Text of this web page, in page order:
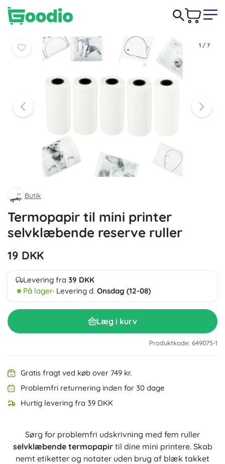
1 / 7
Butik
Termopapir til mini printer
selvklæbende reserve ruller
19 DKK
Levering fra 39 DKK
På lager· Levering d. Onsdag (12-08)
Læg i kurv
Produktkode: 649075-1
Gratis fragt ved køb over 749 kr.
Problemfri returnering inden for 30 dage
Hurtig levering fra 39 DKK
Sørg for problemfri udskrivning med fem ruller
selvklæbende termopapirtil dine mini printere. Skab
nemt etiketter og notater uden brug af blæk takket
19 DKK
Læg i